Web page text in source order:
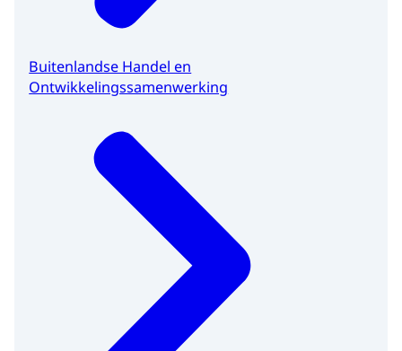
Buitenlandse Handel en
Ontwikkelingssamenwerking